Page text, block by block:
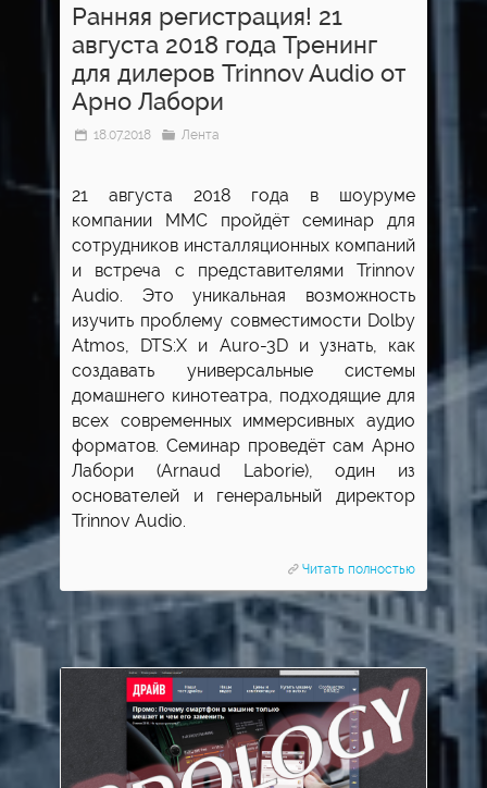
Ранняя регистрация! 21
августа 2018 года Тренинг
для дилеров Trinnov Audio от
Арно Лабори
18.07.2018 Лента
21 августа 2018 года в шоуруме
компании ММС пройдёт семинар для
сотрудников инсталляционных компаний
и встреча с представителями Trinnov
Audio. Это уникальная возможность
изучить проблему совместимости Dolby
Atmos, DTS:X и Auro-3D и узнать, как
создавать универсальные системы
домашнего кинотеатра, подходящие для
всех современных иммерсивных аудио
форматов. Семинар проведёт сам Арно
Лабори (Arnaud Laborie), один из
основателей и генеральный директор
Trinnov Audio.
Читать полностью